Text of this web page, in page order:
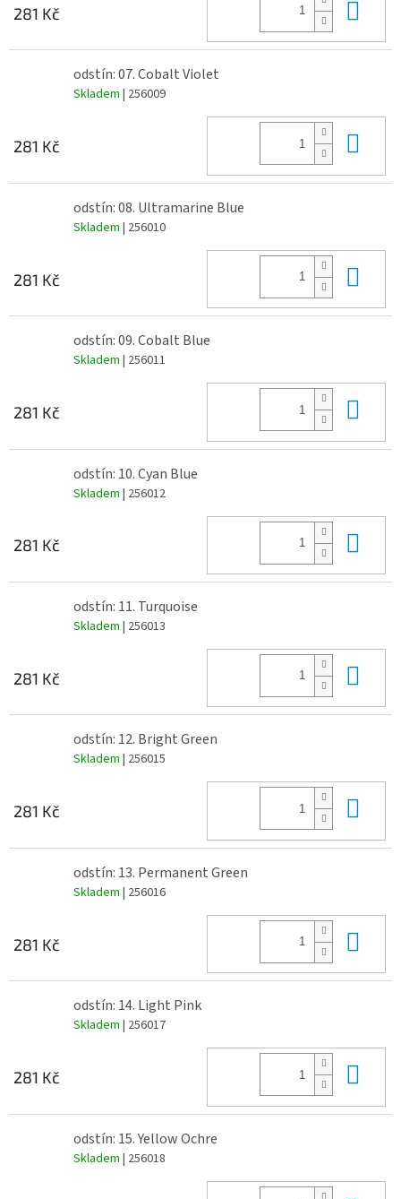
281 Kč
odstín: 07. Cobalt Violet
Skladem | 256009
281 Kč
odstín: 08. Ultramarine Blue
Skladem | 256010
281 Kč
odstín: 09. Cobalt Blue
Skladem | 256011
281 Kč
odstín: 10. Cyan Blue
Skladem | 256012
281 Kč
odstín: 11. Turquoise
Skladem | 256013
281 Kč
odstín: 12. Bright Green
Skladem | 256015
281 Kč
odstín: 13. Permanent Green
Skladem | 256016
281 Kč
odstín: 14. Light Pink
Skladem | 256017
281 Kč
odstín: 15. Yellow Ochre
Skladem | 256018